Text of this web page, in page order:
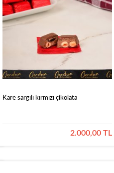
Kare sargılı kırmızı çikolata
2.000,00 TL